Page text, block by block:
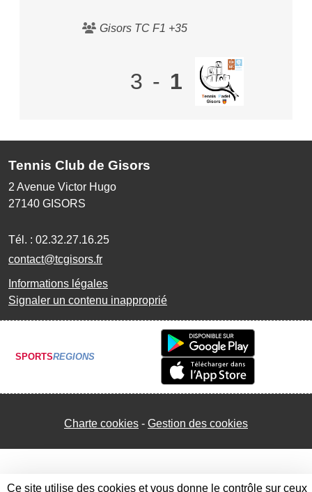
Gisors TC F1 +35
3 - 1
Tennis Club de Gisors
2 Avenue Victor Hugo
27140 GISORS
Tél. : 02.32.27.16.25
contact@tcgisors.fr
Informations légales
Signaler un contenu inapproprié
SPORTSREGIONS
Charte cookies Gestion des cookies
Ce site utilise des cookies et vous donne le contrôle sur ceux